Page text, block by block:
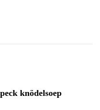
knödelsoep